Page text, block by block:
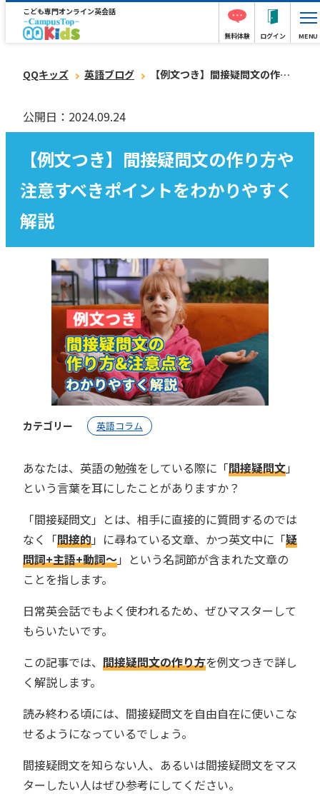
こども専門オンライン英会話
無料体験 ログイン MENU
QQキッズ 英語ブログ 【例文つき】間接疑問文の作り方や注意すべきポイントをわかりやすく解説
公開日：2024.09.24
【例文つき】間接疑問文の作り方や
注意すべきポイントをわかりやすく
解説
カテゴリー 英語コラム
あなたは、英語の勉強をしている際に「間接疑問文」
という言葉を耳にしたことがありますか？
「間接疑問文」とは、相手に直接的に質問するのでは
なく「間接的」に尋ねている文章、かつ英文中に「疑
問詞+主語+動詞〜」という名詞節が含まれた文章の
ことを指します。
日常英会話でもよく使われるため、ぜひマスターして
もらいたいです。
この記事では、 間接疑問文の作り方を例文つきで詳し
く解説します。
読み終わる頃には、間接疑問文を自由自在に使いこな
せるようになっているでしょう。
間接疑問文を知らない人、あるいは間接疑問文をマス
ターしたい人はぜひ参考にしてください。